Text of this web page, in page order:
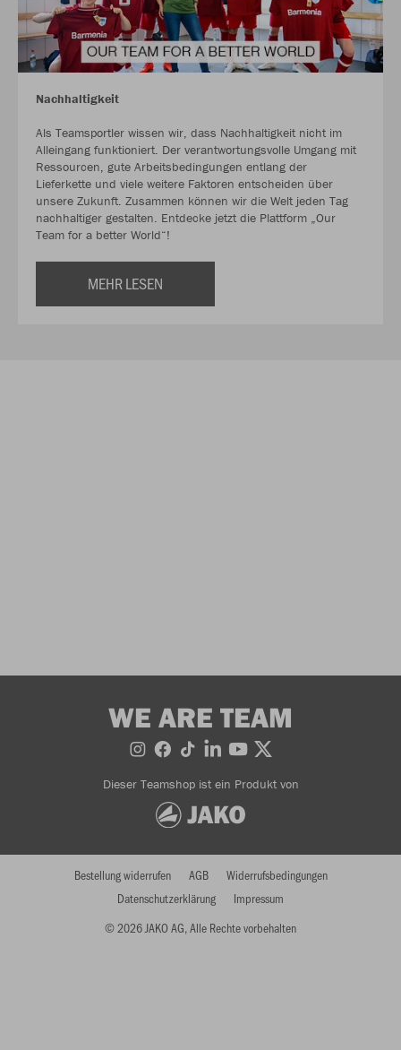
Nachhaltigkeit
Als Teamsportler wissen wir, dass Nachhaltigkeit nicht im
Alleingang funktioniert. Der verantwortungsvolle Umgang mit
Ressourcen, gute Arbeitsbedingungen entlang der
Lieferkette und viele weitere Faktoren entscheiden über
unsere Zukunft. Zusammen können wir die Welt jeden Tag
nachhaltiger gestalten. Entdecke jetzt die Plattform „Our
Team for a better World“!
MEHR LESEN
WE ARE TEAM
Dieser Teamshop ist ein Produkt von
© 2026 JAKO AG, Alle Rechte vorbehalten
Bestellung widerrufen AGB
Widerrufsbedingungen
Datenschutzerklärung
Impressum